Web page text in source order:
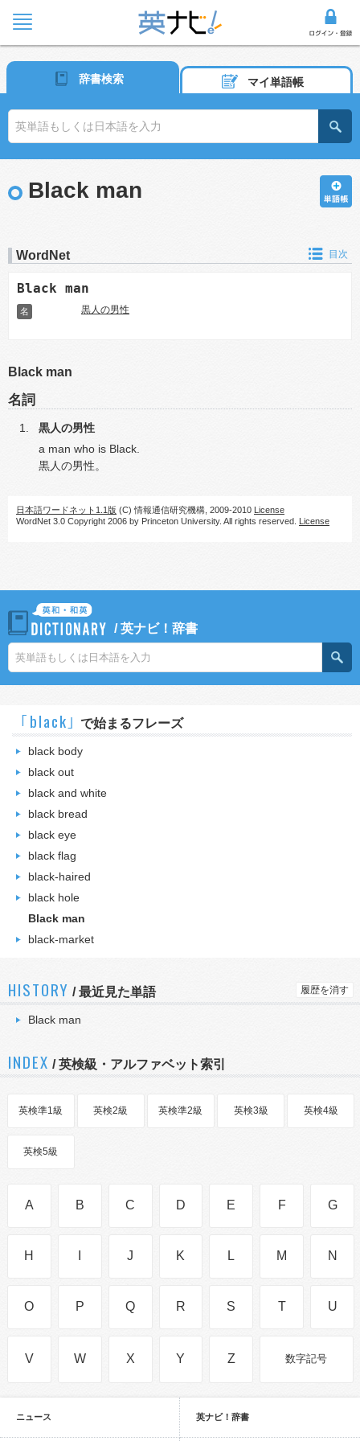
辞書検索 マイ単語帳
Black man
WordNet 目次
Black man
名 黒人の男性
Black man
名詞
黒人の男性
a man who is Black.
黒人の男性。
日本語ワードネット1.1版 (C) 情報通信研究機構, 2009-2010 License
WordNet 3.0 Copyright 2006 by Princeton University. All rights reserved. License
/英ナビ！辞書
｢black｣ で始まるフレーズ
black body
black out
black and white
black bread
black eye
black flag
black-haired
black hole
Black man
black-market
HISTORY /最近見た単語 履歴を消す
Black man
INDEX / 英検級・アルファベット索引
英検準1級 英検2級 英検準2級 英検3級 英検4級
英検5級
A B C D E F G
H J K L M N
O P Q R S T U
V W X Y Z 数字記号
ニュース 英ナビ！辞書